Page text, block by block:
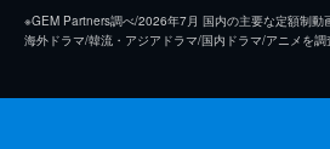
※GEM Partners調べ/2026年7⽉ 国内の主要な定額制動
海外ドラマ/韓流・アジアドラマ/国内ドラマ/アニメを調